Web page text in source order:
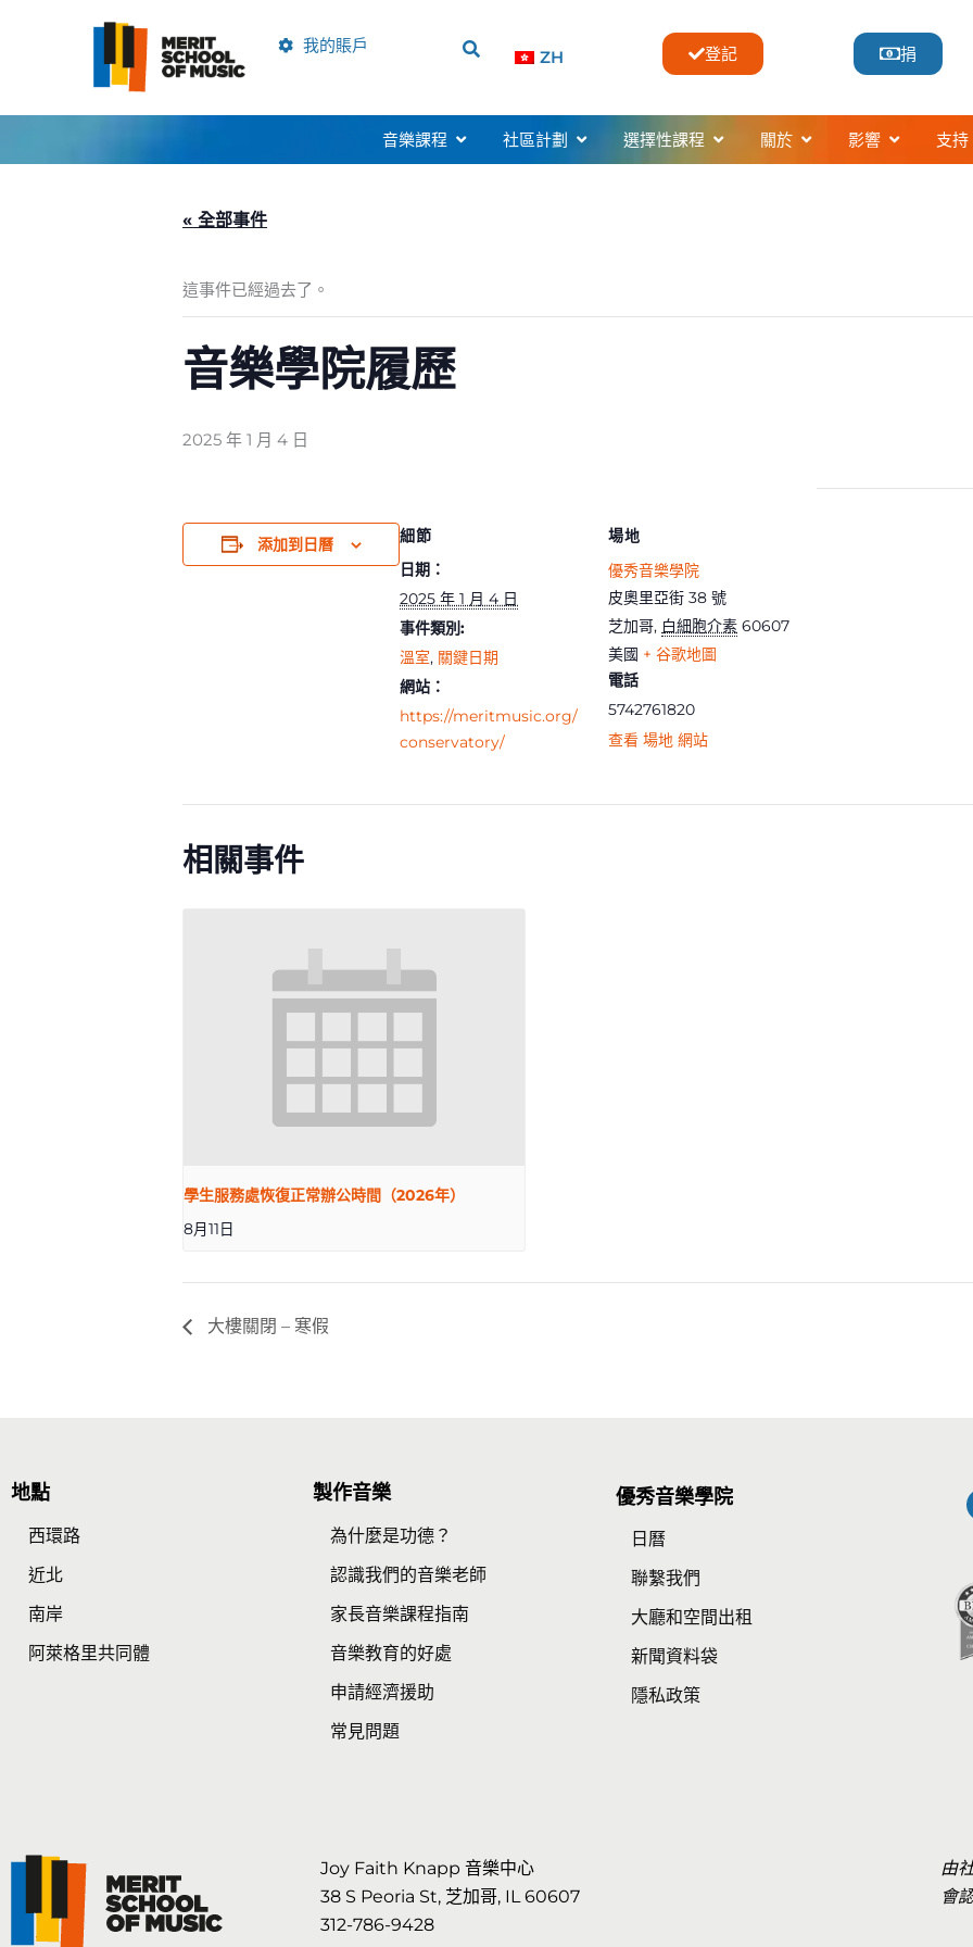
我的賬戶
ZH 登記 捐
音樂課程 開啟Music Classes & Lessons
社區計劃 開啟Community Programs
選擇性課程 開啟Selective Programs
關於 開啟About
影響 開啟 支持
« 全部事件
這事件已經過去了。
音樂學院履歷
2025 年 1 月 4 日
添加到日曆
細節
日期：
2025 年 1 月 4 日
事件類別:
溫室, 關鍵日期
網站：
https://meritmusic.org/
conservatory/
場地
優秀音樂學院
皮奧里亞街 38 號
芝加哥, 白細胞介素 60607
美國 + 谷歌地圖
電話
5742761820
查看 場地 網站
相關事件
學生服務處恢復正常辦公時間（2026年）
8月11日
大樓關閉 – 寒假
地點
西環路
近北
南岸
阿萊格里共同體
製作音樂
為什麼是功德？
認識我們的音樂老師
家長音樂課程指南
音樂教育的好處
申請經濟援助
常見問題
優秀音樂學院
日曆
聯繫我們
大廳和空間出租
新聞資料袋
隱私政策
Joy Faith Knapp 音樂中心
38 S Peoria St, 芝加哥, IL 60607
312-786-9428
由
會